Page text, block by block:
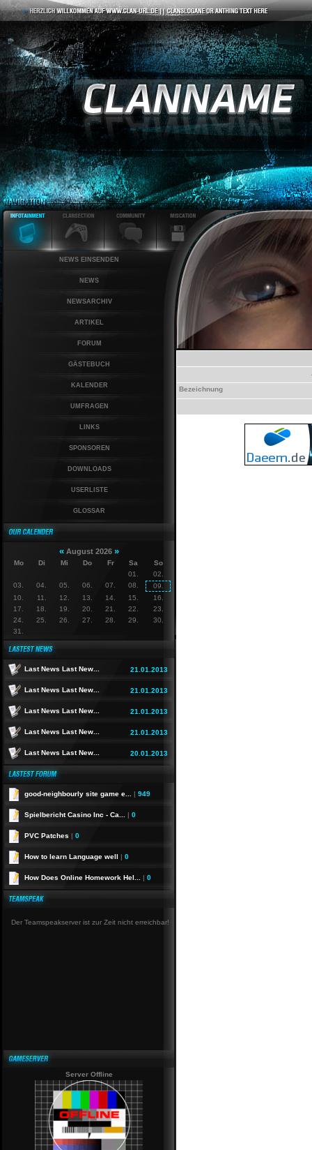
NEWS EINSENDEN
NEWS
NEWSARCHIV
ARTIKEL
FORUM
GÄSTEBUCH
KALENDER
UMFRAGEN
LINKS
SPONSOREN
DOWNLOADS
USERLISTE
GLOSSAR
« August 2026 »
Mo Di Mi Do Fr Sa
So
01.
02.
03.
04. 05. 06. 07. 08.
09.
10.
11. 12. 13. 14. 15.
16.
17.
18. 19. 20. 21. 22.
23.
24.
25. 26. 27. 28. 29.
30.
31.
Last News Last New... 21.01.2013
Last News Last New... 21.01.2013
Last News Last New... 21.01.2013
Last News Last New... 21.01.2013
Last News Last New... 20.01.2013
good-neighbourly site game e... | 949
Spielbericht Casino Inc - Ca... | 0
PVC Patches | 0
How to learn Language well | 0
How Does Online Homework Hel... | 0
Der Teamspeakserver ist zur Zeit nicht erreichbar!
Server Offline
Bezeichnung